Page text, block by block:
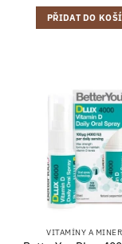
PŘIDAT DO
VITAMÍNY A